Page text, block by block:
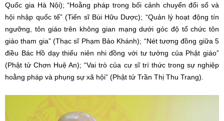
Quốc gia Hà Nội); “Hoằng pháp trong bối cảnh chuyển đổi số và
hội nhập quốc tế” (Tiến sĩ Bùi Hữu Dược); “Quản lý hoạt động tín
ngưỡng, tôn giáo trên không gian mạng dưới góc độ tổ chức tôn
giáo tham gia” (Thạc sĩ Phạm Bảo Khánh); “Nét tương đồng giữa 5
điều Bác Hồ dạy thiếu niên nhi đồng với tư tưởng của Phật giáo”
(Phật tử Chơn Huệ An); “Vai trò của cư sĩ trí thức trong sự nghiệp
hoằng pháp và phụng sự xã hội” (Phật tử Trần Thị Thu Trang).